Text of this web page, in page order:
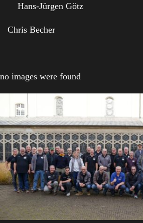
Hans-Jürgen Götz
Chris Becher
no images were found